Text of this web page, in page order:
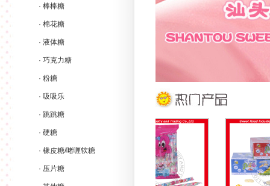
· 棒棒糖
· 棉花糖
· 液体糖
· 巧克力糖
· 粉糖
· 吸吸乐
· 跳跳糖
· 硬糖
· 橡皮糖/啫喱软糖
· 压片糖